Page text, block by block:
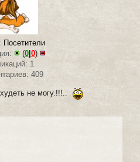
: Посетители
(0|0)
1
409
не могу.!!!..